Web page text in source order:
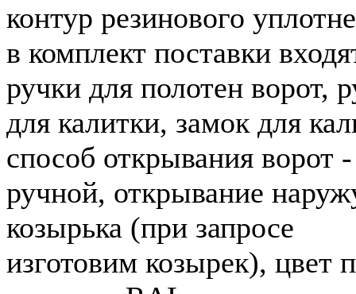
контур резинового
в комплект поставки
ручки для полотен ворот,
для калитки, замок для
способ открывания ворот -
ручной, открывание
козырька (при запросе
изготовим козырек), цвет